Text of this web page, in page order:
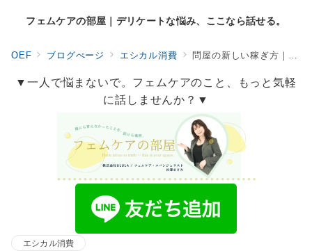
フェムケアの部屋｜デリケートな悩み、ここなら話せる。
OEF ブログぺージ エシカル消費 問屋の新しい稼ぎ方｜エシカル販路×在庫活用でブランドも守る売り方とは？
▼一人で悩まないで。フェムケアのこと、もっと気軽
に話しませんか？▼
エシカル消費